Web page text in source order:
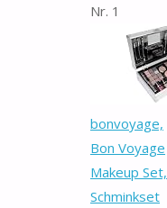
Nr. 1
bonvoyage,
Bon Voyage
Makeup Set,
Schminkset